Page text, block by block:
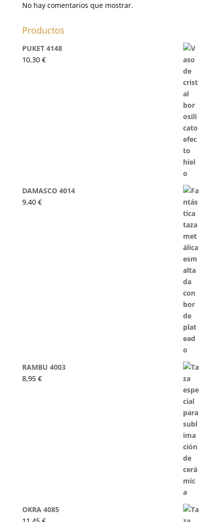
No hay comentarios que mostrar.
Productos
PUKET 4148
10,30 €
DAMASCO 4014
9,40 €
RAMBU 4003
8,95 €
OKRA 4085